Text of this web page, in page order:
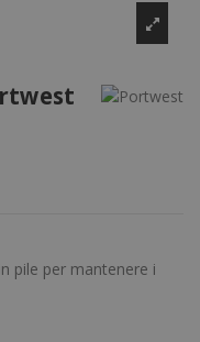
pile per mantenere i